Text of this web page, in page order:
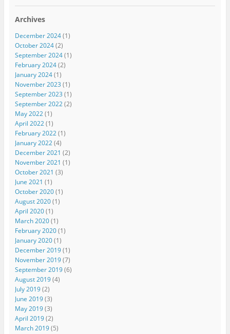
Archives
December 2024(1)
October 2024(2)
September 2024(1)
February 2024(2)
January 2024(1)
November 2023 (1)
September 2023 (1)
September 2022(2)
May 2022(1)
April 2022(1)
February 2022(1)
January 2022(4)
December 2021 (2)
November 2021 (1)
October 2021 (3)
June 2021 (1)
October 2020(1)
August 2020(1)
April 2020(1)
March 2020(1)
February 2020(1)
January 2020(1)
December 2019(1)
November 2019(7)
September 2019(6)
August 2019(4)
July 2019(2)
June 2019(3)
May 2019(3)
April 2019(2)
March 2019(5)